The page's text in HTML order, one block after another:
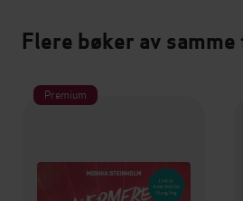
Flere bøker av
Premium